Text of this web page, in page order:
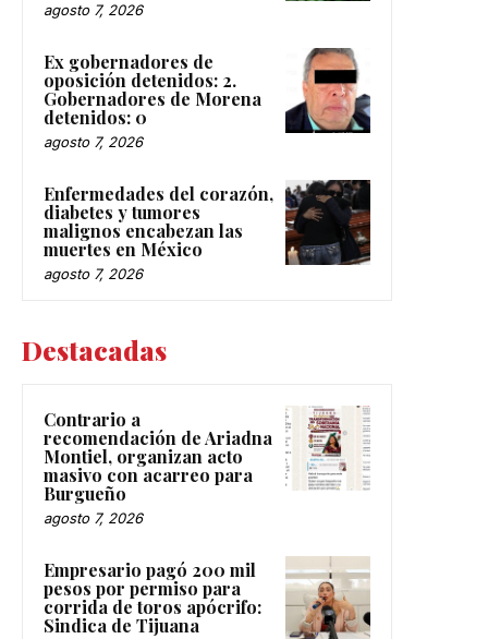
agosto 7, 2026
Ex gobernadores de
oposición detenidos: 2.
Gobernadores de Morena
detenidos: 0
agosto 7, 2026
Enfermedades del corazón,
diabetes y tumores
malignos encabezan las
muertes en México
agosto 7, 2026
Destacadas
Contrario a
recomendación de Ariadna
Montiel, organizan acto
masivo con acarreo para
Burgueño
agosto 7, 2026
Empresario pagó 200 mil
pesos por permiso para
corrida de toros apócrifo:
Sindica de Tijuana